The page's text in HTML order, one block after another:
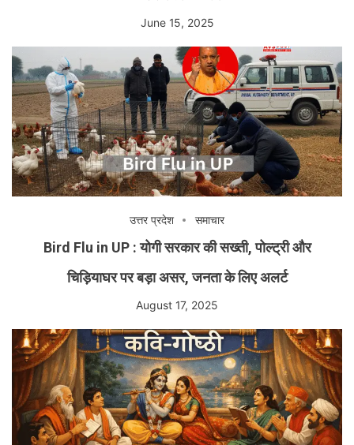
June 15, 2025
उत्तर प्रदेश समाचार
Bird Flu in UP : योगी सरकार की सख्ती, पोल्ट्री और
चिड़ियाघर पर बड़ा असर, जनता के लिए अलर्ट
August 17, 2025